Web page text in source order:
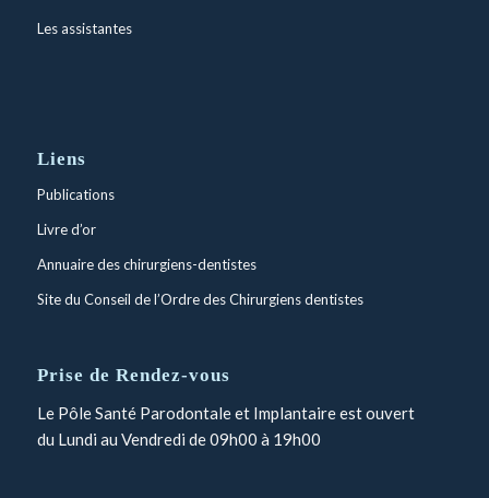
Les assistantes
Liens
Publications
Livre d’or
Annuaire des chirurgiens-dentistes
Site du Conseil de l’Ordre des Chirurgiens dentistes
Prise de Rendez-vous
Le Pôle Santé Parodontale et Implantaire est ouvert
du Lundi au Vendredi de 09h00 à 19h00